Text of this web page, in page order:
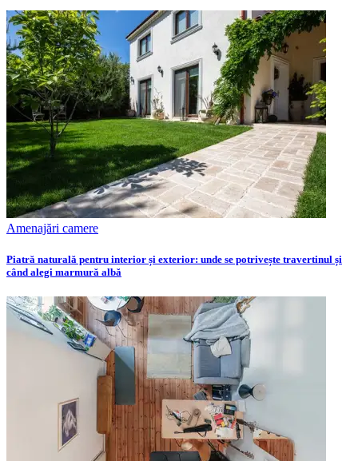
Amenajări camere
Piatră naturală pentru interior și exterior: unde se potrivește travertinul și
când alegi marmură albă